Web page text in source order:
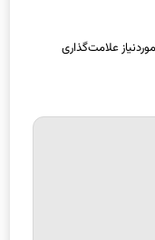
علامت‌گذاری